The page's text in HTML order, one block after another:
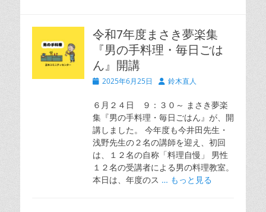
令和7年度まさき夢楽集
『男の手料理・毎日ごは
ん』開講
投
日
2025年6月25日
投
者
鈴木直人
６月２４日 ９：３０～ まさき夢楽
集『男の手料理・毎日ごはん』が、開
講しました。 今年度も今井田先生・
浅野先生の２名の講師を迎え、初回
は、１２名の自称「料理自慢」 男性
１２名の受講者による男の料理教室。
本日は、年度のス … もっと見る